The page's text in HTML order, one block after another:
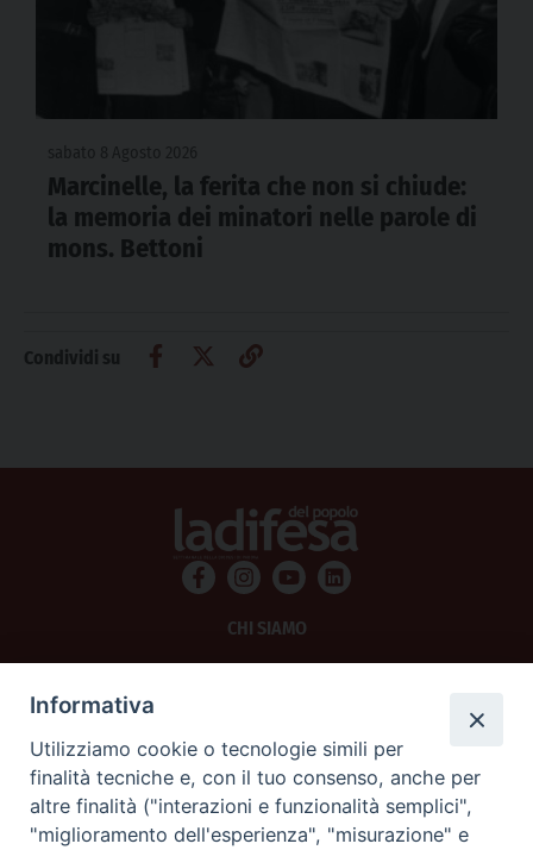
Marcinelle, la ferita che non si chiude:
la memoria dei minatori nelle parole di
mons. Bettoni
Condividi su
CHI SIAMO
SCRIVICI
Informativa
Utilizziamo cookie o tecnologie simili per
finalità tecniche e, con il tuo consenso, anche per
altre finalità ("interazioni e funzionalità semplici",
"miglioramento dell'esperienza", "misurazione" e